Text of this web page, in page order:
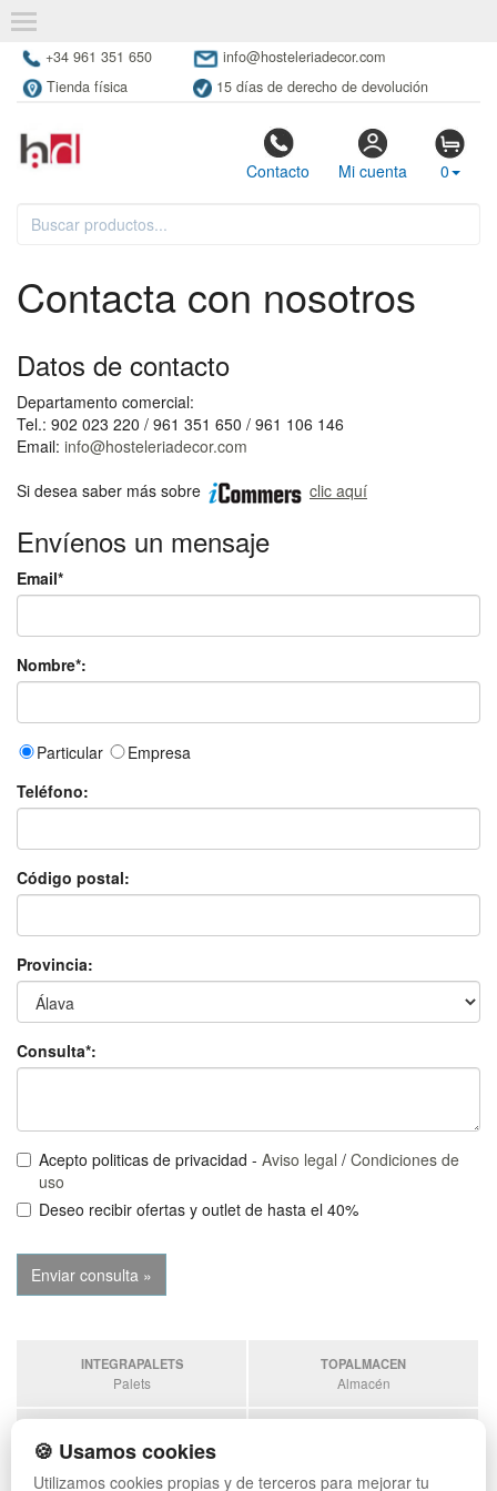
+34 961 351 650
info@hosteleriadecor.com
Tienda física
15 días de derecho de devolución
Contacto Mi cuenta 0
Contacta con nosotros
Datos de contacto
Departamento comercial:
Tel.: 902 023 220 / 961 351 650 / 961 106 146
Email: info@hosteleriadecor.com
Si desea saber más sobre
clic aquí
Envíenos un mensaje
Email*
Nombre*:
Particular
Empresa
Teléfono:
Código postal:
Provincia:
Consulta*:
Acepto politicas de privacidad - Aviso legal / Condiciones de
uso
Deseo recibir ofertas y outlet de hasta el 40%
INTEGRAPALETS
Palets
TOPALMACEN
Almacén
Sobrantes
🍪 Usamos cookies
Utilizamos cookies propias y de terceros para mejorar tu